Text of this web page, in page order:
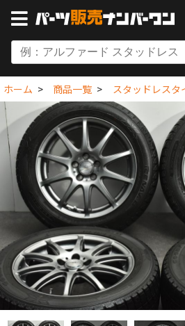
ホーム 商品一覧 スタッドレスタ